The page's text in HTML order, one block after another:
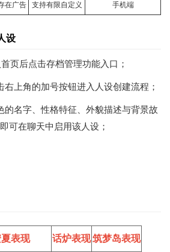
在广告 支持有限自定义 手机端
设
页后点击存档管理功能入口；
右上角的加号按钮进入人设创建流程；
的名字、性格特征、外貌描述与背景故
可在聊天中启用该人设；
表现 话炉表现 筑梦岛表现